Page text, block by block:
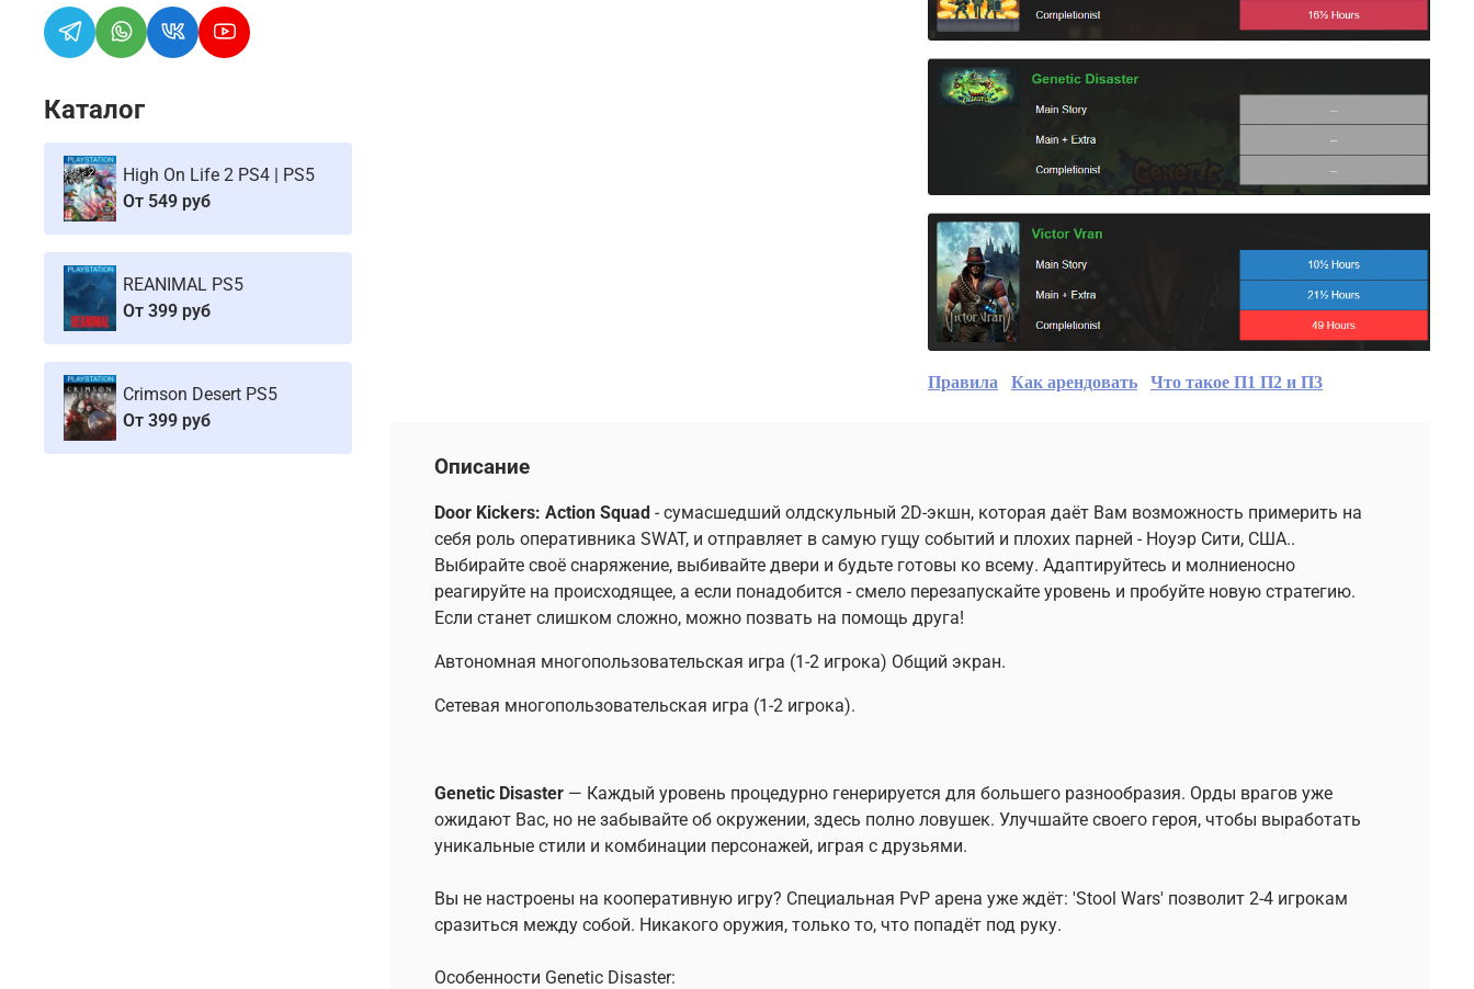
Правила Как арендовать Что такое П1 П2 и П3
Описание
Door Kickers: Action Squad - сумасшедший олдскульный 2D-экшн, которая даёт Вам возможность примерить на
себя роль оперативника SWAT, и отправляет в самую гущу событий и плохих парней - Ноуэр Сити, США..
Выбирайте своё снаряжение, выбивайте двери и будьте готовы ко всему. Адаптируйтесь и молниеносно
реагируйте на происходящее, а если понадобится - смело перезапускайте уровень и пробуйте новую стратегию.
Если станет слишком сложно, можно позвать на помощь друга!
Автономная многопользовательская игра (1-2 игрока) Общий экран.
Сетевая многопользовательская игра (1-2 игрока).
Genetic Disaster— Каждый уровень процедурно генерируется для большего разнообразия. Орды врагов уже
ожидают Вас, но не забывайте об окружении, здесь полно ловушек. Улучшайте своего героя, чтобы выработать
уникальные стили и комбинации персонажей, играя с друзьями.
Вы не настроены на кооперативную игру? Специальная PvP арена уже ждёт: 'Stool Wars' позволит 2-4 игрокам
сразиться между собой. Никакого оружия, только то, что попадёт под руку.
Особенности Genetic Disaster:
Каталог
High On Life 2 PS4 | PS5
От 549 руб
REANIMAL PS5
От 399 руб
Crimson Desert PS5
От 399 руб